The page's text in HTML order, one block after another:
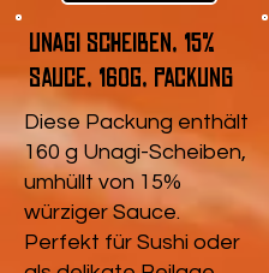
Unagi Scheiben, 15%
Sauce, 160g, Packung
Diese Packung enthält
160 g Unagi-Scheiben,
umhüllt von 15%
würziger Sauce.
Perfekt für Sushi oder